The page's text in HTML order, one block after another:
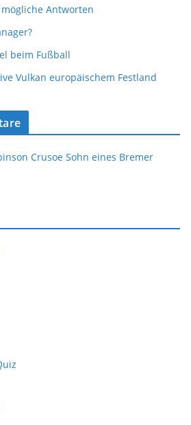
Antworten
beim Fußball
Vulkan europäischem Festland
Crusoe Sohn eines Bremer